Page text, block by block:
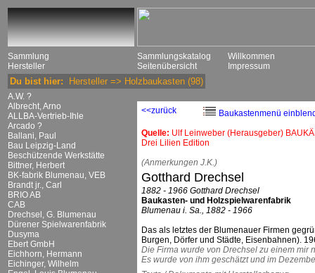
Sammlung
Hersteller
Sammlungskatalog
Seitenübersicht
Willkommen
Impressum
Du bist hier: Hersteller => Holzbaukasten (98)
A.W. ?
Albrecht, Arno
ALLBA-Vertrieb-Ihle
Arcado ?
Ballani, Paul
Bau Leipzig-Land
Beschützende Werkstätte
Bittner, Herbert
BK-fabrik Blumenau, VEB
Brandt jr., Carl
BRIO AB
CAB
Drechsel, G. Blumenau
Dürener Spielwarenfabrik
Dusyma
Ebert GmbH
Eichhorn, Hermann
Eichinger, Wilhelm
<<zurück
Baukastenmenü
Quelle: Ulf Leinweber (Herausgeber)
Drei Lilien Edition
(Anmerkungen J.K.)
Gotthard Drechsel
1882 - 1966 Gotthard Drechsel
Baukasten- und Holzspielwarenfabrik
Blumenau i. Sa., 1882 - 1966
Das als letztes der Blumenauer Firmen
Burgen, Dörfer und Städte, Eisenbahnen).
Die Firma wurde von Drechsel zu einem mir
Es wurde von ihm geschätzt und im